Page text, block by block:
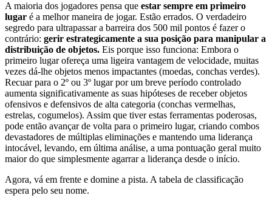
A maioria dos jogadores pensa que estar sempre em primeiro
lugar é a melhor maneira de jogar. Estão errados. O verdadeiro
segredo para ultrapassar a barreira dos 500 mil pontos é fazer o
contrário: gerir estrategicamente a sua posição para manipular a
distribuição de objetos. Eis porque isso funciona: Embora o
primeiro lugar ofereça uma ligeira vantagem de velocidade, muitas
vezes dá-lhe objetos menos impactantes (moedas, conchas verdes).
Recuar para o 2º ou 3º lugar por um breve período controlado
aumenta significativamente as suas hipóteses de receber objetos
ofensivos e defensivos de alta categoria (conchas vermelhas,
estrelas, cogumelos). Assim que tiver estas ferramentas poderosas,
pode então avançar de volta para o primeiro lugar, criando combos
devastadores de múltiplas eliminações e mantendo uma liderança
intocável, levando, em última análise, a uma pontuação geral muito
maior do que simplesmente agarrar a liderança desde o início.
Agora, vá em frente e domine a pista. A tabela de classificação
espera pelo seu nome.